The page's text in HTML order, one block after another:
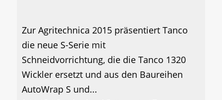
Zur Agritechnica 2015 präsentiert Tanco
die neue S-Serie mit
Schneidvorrichtung, die die Tanco 1320
Wickler ersetzt und aus den Baureihen
AutoWrap S und...